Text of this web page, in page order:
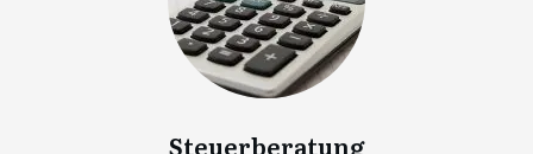
Steuerberatung